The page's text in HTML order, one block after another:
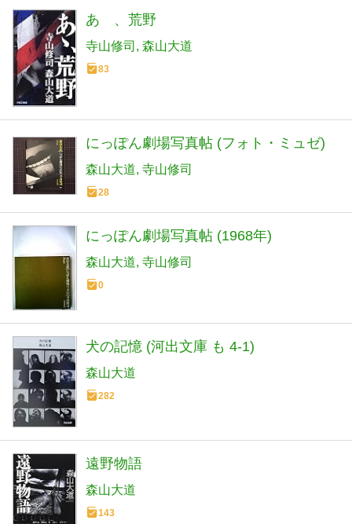
あゝ、荒野
寺山修司 森山大道
83
にっぽん劇場写真帖 (フォト・ミュゼ)
森山大道 寺山修司
28
にっぽん劇場写真帖 (1968年)
森山大道 寺山修司
0
犬の記憶 (河出文庫 も 4-1)
森山大道
282
遠野物語
森山大道
143